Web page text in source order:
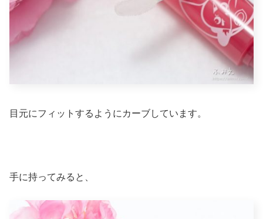
目元にフィットするようにカーブしています。
手に持ってみると、